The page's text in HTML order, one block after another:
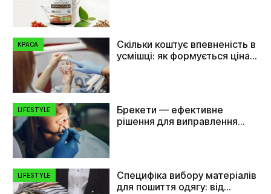
КРАСА
Скільки коштує впевненість в
усмішці: як формується ціна
LIFESTYLE
Брекети — ефективне
рішення для виправлення
LIFESTYLE
Специфіка вибору матеріалів
для пошиття одягу: від